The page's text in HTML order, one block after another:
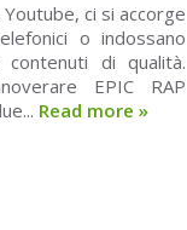
ci si accorge
o indossano
di qualità.
EPIC RAP
Read more »